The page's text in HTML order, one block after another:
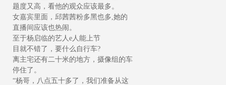
题度又高，看他的观众应该最多。
女嘉宾里面，邱茜茜粉多黑也多,她的
直播间应该也热闹。
至于杨启临的艺人e人能上节
目就不错了，要什么自行车?
离主宅还有二十米的地方，摄像组的车
停住了。
“杨哥，八点五十多了，我们准备从这